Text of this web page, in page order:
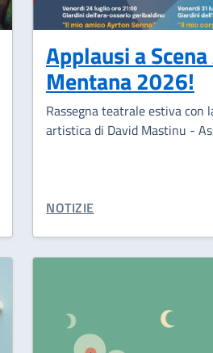
Applausi a
Mentana 2026!
Rassegna teatrale estiva con
artistica di David Mastinu -
CATEGORIA CORRELATA:
NOTIZIE